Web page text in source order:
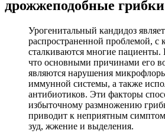
Урогенитальный кандидоз
распространенной проблемой, с
сталкиваются многие пациенты.
что основными причинами его
являются нарушения
иммунной системы, а также
антибиотиков. Эти факторы
избыточному размножению
приводит к неприятным
зуд, жжение и выделения.